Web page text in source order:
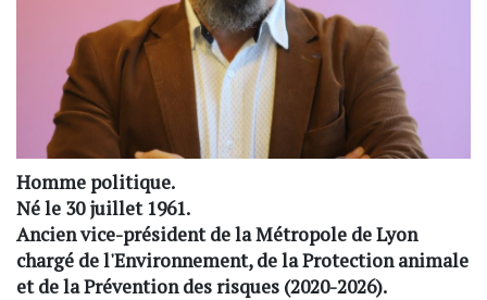
Homme politique.
Né le 30 juillet 1961.
Ancien vice-président de la Métropole de Lyon
chargé de l'Environnement, de la Protection animale
et de la Prévention des risques (2020-2026).